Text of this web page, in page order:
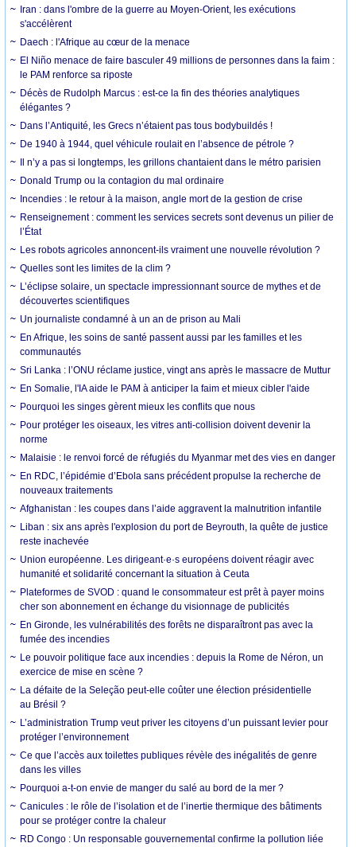
Iran : dans l'ombre de la guerre au Moyen-Orient, les exécutions
s'accélèrent
Daech : l'Afrique au cœur de la menace
El Niño menace de faire basculer 49 millions de personnes dans la faim :
le PAM renforce sa riposte
Décès de Rudolph Marcus : est-ce la fin des théories analytiques
élégantes ?
Dans l’Antiquité, les Grecs n’étaient pas tous bodybuildés !
De 1940 à 1944, quel véhicule roulait en l’absence de pétrole ?
Il n’y a pas si longtemps, les grillons chantaient dans le métro parisien
Donald Trump ou la contagion du mal ordinaire
Incendies : le retour à la maison, angle mort de la gestion de crise
Renseignement : comment les services secrets sont devenus un pilier de
l’État
Les robots agricoles annoncent-ils vraiment une nouvelle révolution ?
Quelles sont les limites de la clim ?
L’éclipse solaire, un spectacle impressionnant source de mythes et de
découvertes scientifiques
Un journaliste condamné à un an de prison au Mali
En Afrique, les soins de santé passent aussi par les familles et les
communautés
Sri Lanka : l’ONU réclame justice, vingt ans après le massacre de Muttur
En Somalie, l'IA aide le PAM à anticiper la faim et mieux cibler l'aide
Pourquoi les singes gèrent mieux les conflits que nous
Pour protéger les oiseaux, les vitres anti-collision doivent devenir la
norme
Malaisie : le renvoi forcé de réfugiés du Myanmar met des vies en danger
En RDC, l’épidémie d’Ebola sans précédent propulse la recherche de
nouveaux traitements
Afghanistan : les coupes dans l’aide aggravent la malnutrition infantile
Liban : six ans après l'explosion du port de Beyrouth, la quête de justice
reste inachevée
Union européenne. Les dirigeant·e·s européens doivent réagir avec
humanité et solidarité concernant la situation à Ceuta
Plateformes de SVOD : quand le consommateur est prêt à payer moins
cher son abonnement en échange du visionnage de publicités
En Gironde, les vulnérabilités des forêts ne disparaîtront pas avec la
fumée des incendies
Le pouvoir politique face aux incendies : depuis la Rome de Néron, un
exercice de mise en scène ?
La défaite de la Seleção peut-elle coûter une élection présidentielle
au Brésil ?
L’administration Trump veut priver les citoyens d’un puissant levier pour
protéger l’environnement
Ce que l’accès aux toilettes publiques révèle des inégalités de genre
dans les villes
Pourquoi a-t-on envie de manger du salé au bord de la mer ?
Canicules : le rôle de l’isolation et de l’inertie thermique des bâtiments
pour se protéger contre la chaleur
RD Congo : Un responsable gouvernemental confirme la pollution liée